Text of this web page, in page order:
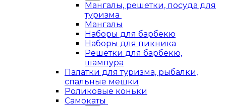
Мангалы, решетки, посуда для
туризма
Мангалы
Наборы для барбекю
Наборы для пикника
Решетки для барбекю,
шампура
Палатки для туризма, рыбалки,
спальные мешки
Роликовые коньки
Самокаты